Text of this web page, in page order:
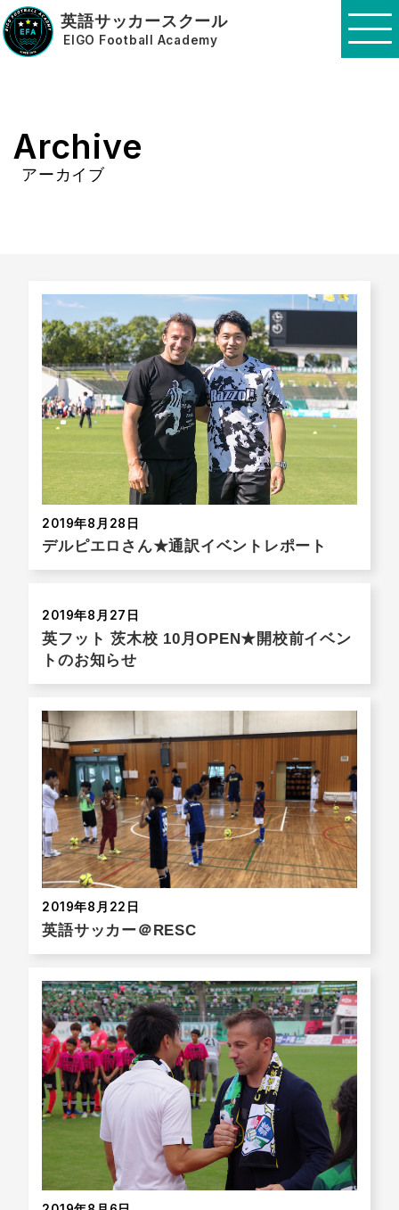
英語サッカースクール
EIGO Football Academy
Archive
アーカイブ
2019年8月28日
デルピエロさん★通訳イベントレポート
2019年8月27日
英フット 茨木校 10月OPEN★開校前イベン
トのお知らせ
2019年8月22日
英語サッカー＠RESC